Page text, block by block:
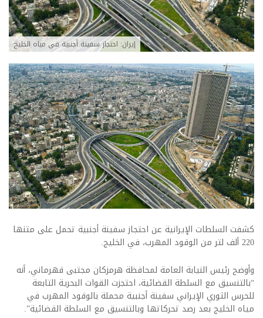
إيران: احتجاز سفينة أجنبية في مياه الخليج
كشفت السلطات الإيرانية عن احتجاز سفينة أجنبية تحمل على متنها
220 ألف لتر من الوقود المهرب، في الخليج.
وأوضح رئيس النيابة العامة لمحافظة هرمزكان مجتبى قهرماني، أنه
“بالتنسيق مع السلطة القضائية، احتجزت القوات البحرية التابعة
للحرس الثوري الإيراني سفينة أجنبية محملة بالوقود المهرب في
مياه الخليج بعد رصد تحركاتها وبالتنسيق مع السلطة القضائية”.